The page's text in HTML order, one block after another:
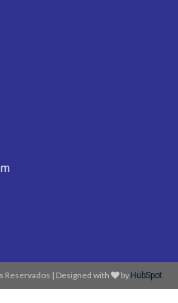
Reservados | Designed with by HubSpot